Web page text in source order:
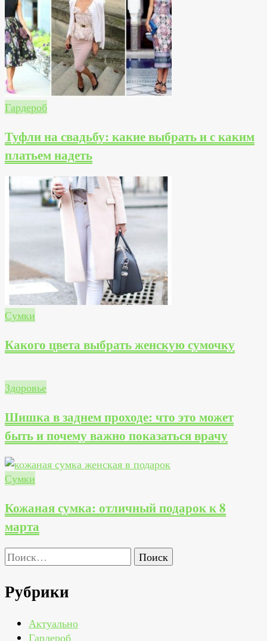
Гардероб
Туфли на свадьбу: какие выбрать и с каким
платьем надеть
Сумки
Какого цвета выбрать женскую сумочку
Здоровье
Шишка в заднем проходе: что это может
быть и почему важно показаться врачу
Сумки
Кожаная сумка: отличный подарок к 8
марта
Найти:
Рубрики
Актуально
Гардероб